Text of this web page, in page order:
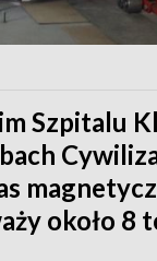
Szpitalu
około 8